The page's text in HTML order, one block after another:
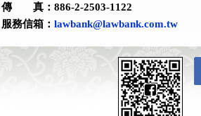
傳 真：886-2-2503-1122
服務信箱： lawbank@lawbank.com.tw